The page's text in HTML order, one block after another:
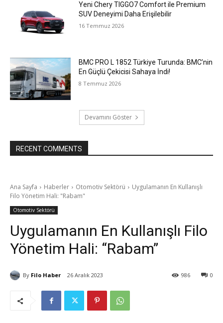
Yeni Chery TIGGO7 Comfort ile Premium
SUV Deneyimi Daha Erişilebilir
16 Temmuz 2026
BMC PRO L 1852 Türkiye Turunda: BMC’nin
En Güçlü Çekicisi Sahaya İndi!
8 Temmuz 2026
Devamını Göster
RECENT COMMENTS